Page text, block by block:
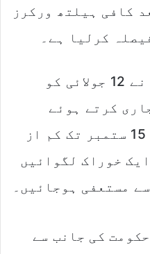
کافی ہیلتھ ورکرز
کرلیا ہے۔
فرانسیسی صدر میکرون نے 12 جولائی کو
کرتے ہوئے
خبردار کیا تھا کہ وہ 15 ستمبر تک کم از
خوراک لگوائیں
مستعفی ہوجائیں۔
کی جانب سے